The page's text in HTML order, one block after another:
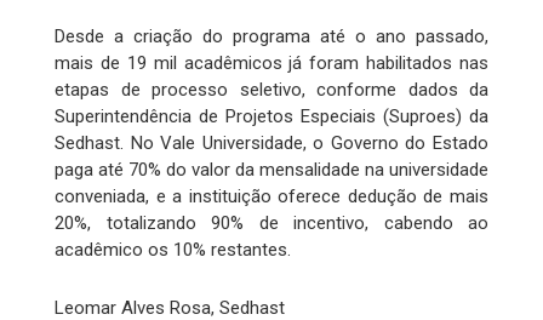
Desde a criação do programa até o ano passado,
mais de 19 mil acadêmicos já foram habilitados nas
etapas de processo seletivo, conforme dados da
Superintendência de Projetos Especiais (Suproes) da
Sedhast. No Vale Universidade, o Governo do Estado
paga até 70% do valor da mensalidade na universidade
conveniada, e a instituição oferece dedução de mais
20%, totalizando 90% de incentivo, cabendo ao
acadêmico os 10% restantes.
Leomar Alves Rosa, Sedhast